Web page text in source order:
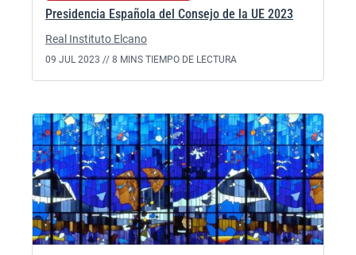
Presidencia Española del Consejo de la UE 2023
Real Instituto Elcano
09 JUL 2023 // 8 MINS TIEMPO DE LECTURA